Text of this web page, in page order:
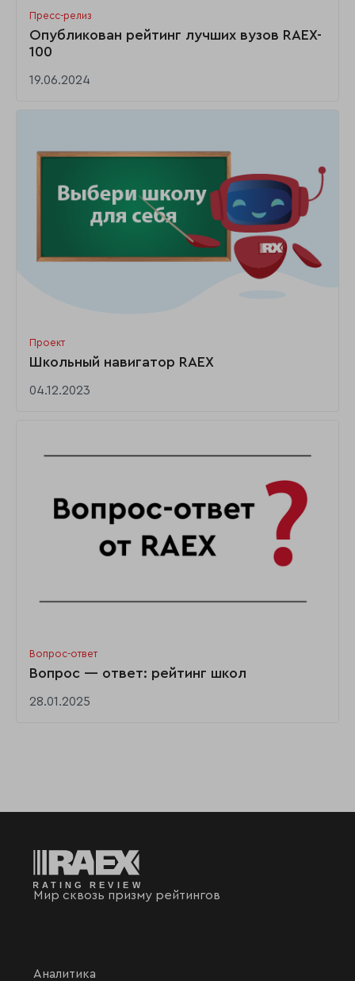
Пресс-релиз
Опубликован рейтинг лучших вузов RAEX-
100
19.06.2024
Проект
Школьный навигатор RAEX
04.12.2023
Вопрос-ответ
Вопрос — ответ: рейтинг школ
28.01.2025
Мир сквозь призму рейтингов
Аналитика